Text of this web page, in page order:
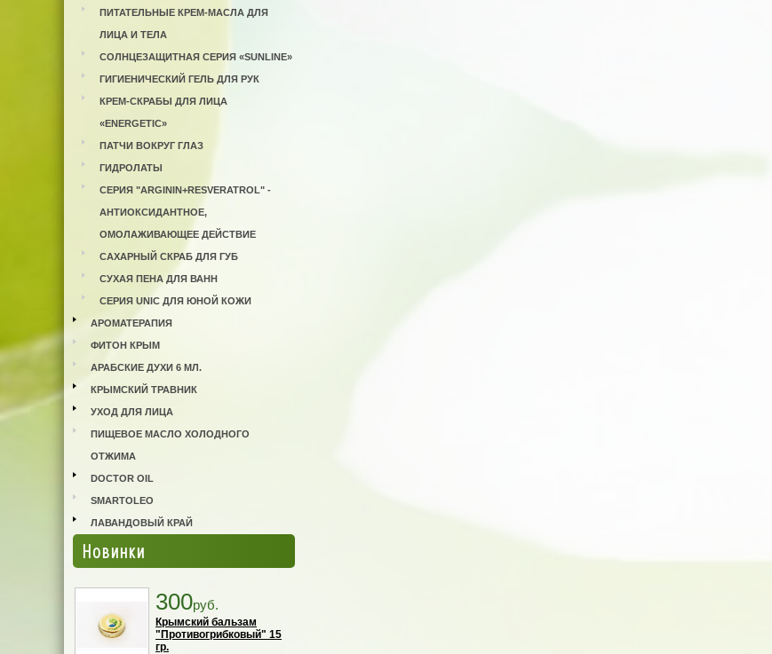
ПИТАТЕЛЬНЫЕ КРЕМ-МАСЛА ДЛЯ
ЛИЦА И ТЕЛА
СОЛНЦЕЗАЩИТНАЯ СЕРИЯ «SUNLINE»
ГИГИЕНИЧЕСКИЙ ГЕЛЬ ДЛЯ РУК
КРЕМ-СКРАБЫ ДЛЯ ЛИЦА
«ENERGETIC»
ПАТЧИ ВОКРУГ ГЛАЗ
ГИДРОЛАТЫ
СЕРИЯ "ARGININ+RESVERATROL" -
АНТИОКСИДАНТНОЕ,
ОМОЛАЖИВАЮЩЕЕ ДЕЙСТВИЕ
САХАРНЫЙ СКРАБ ДЛЯ ГУБ
СУХАЯ ПЕНА ДЛЯ ВАНН
СЕРИЯ UNIC ДЛЯ ЮНОЙ КОЖИ
АРОМАТЕРАПИЯ
ФИТОН КРЫМ
АРАБСКИЕ ДУХИ 6 МЛ.
КРЫМСКИЙ ТРАВНИК
УХОД ДЛЯ ЛИЦА
ПИЩЕВОЕ МАСЛО ХОЛОДНОГО
ОТЖИМА
DOCTOR OIL
SMARTOLEO
ЛАВАНДОВЫЙ КРАЙ
Новинки
300руб.
Крымский бальзам
"Противогрибковый" 15
гр.